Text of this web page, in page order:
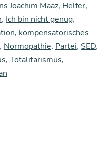
Joachim Maaz, Helfer,
, Ich bin nicht genug,
, kompensatorisches
, Normopathie, Partei, SED,
, Totalitarismus,